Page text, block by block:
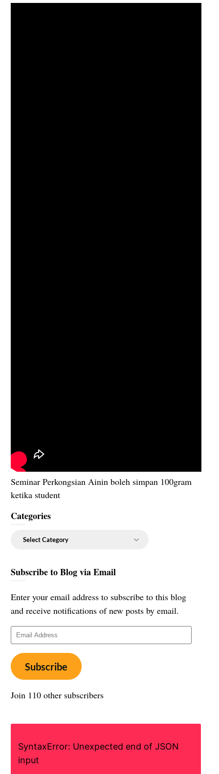
Seminar Perkongsian Ainin boleh simpan 100gram
ketika student
Categories
Categories
Subscribe to Blog via Email
Enter your email address to subscribe to this blog
and receive notifications of new posts by email.
Email
Address
Subscribe
Join 110 other subscribers
SyntaxError: Unexpected end of JSON
input